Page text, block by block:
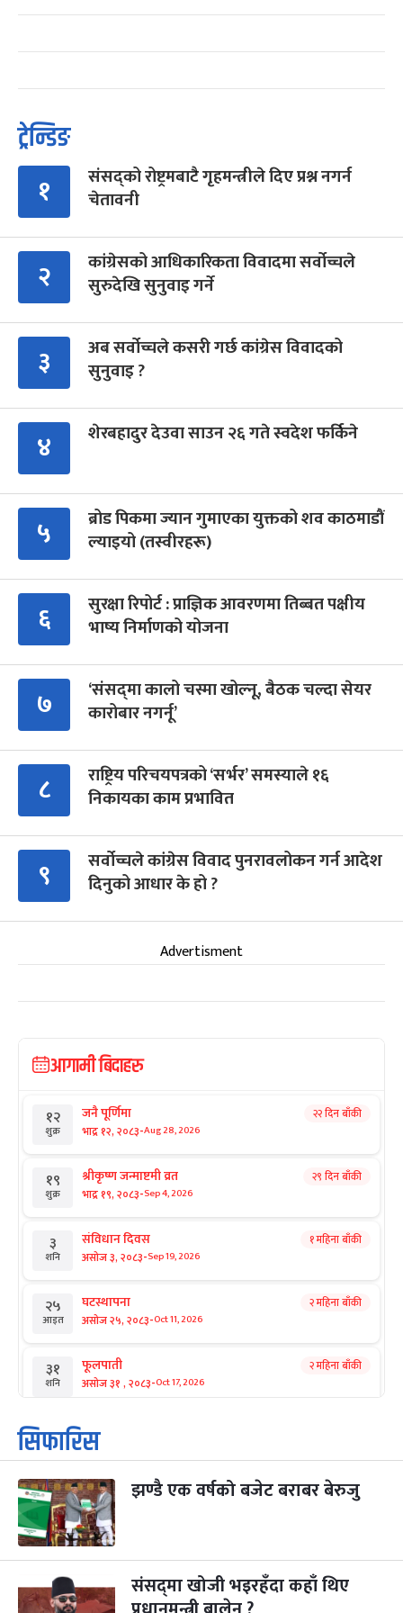
ट्रेन्डिङ
१
संसद्को रोष्ट्रमबाटै गृहमन्त्रीले दिए प्रश्न नगर्न
चेतावनी
२
कांग्रेसको आधिकारिकता विवादमा सर्वोच्चले
सुरुदेखि सुनुवाइ गर्ने
३
अब सर्वोच्चले कसरी गर्छ कांग्रेस विवादको
सुनुवाइ ?
४ शेरबहादुर देउवा साउन २६ गते स्वदेश फर्किने
५
ब्रोड पिकमा ज्यान गुमाएका युक्तको शव काठमाडौं
ल्याइयो (तस्वीरहरू)
६
सुरक्षा रिपोर्ट : प्राज्ञिक आवरणमा तिब्बत पक्षीय
भाष्य निर्माणको योजना
७
‘संसद्‍मा कालो चस्मा खोल्नू, बैठक चल्दा सेयर
कारोबार नगर्नू’
८
राष्ट्रिय परिचयपत्रको ‘सर्भर’ समस्याले १६
निकायका काम प्रभावित
९
सर्वोच्चले कांग्रेस विवाद पुनरावलोकन गर्न आदेश
दिनुको आधार के हो ?
Advertisment
आगामी बिदाहरु
१२
शुक्र
जनै पूर्णिमा
भाद्र १२, २०८३-Aug 28, 2026
२२ दिन बाँकी
१९
शुक्र
श्रीकृष्ण जन्माष्टमी व्रत
भाद्र १९, २०८३-Sep 4, 2026
२९ दिन बाँकी
३
शनि
संविधान दिवस
असोज ३, २०८३-Sep 19, 2026
१ महिना बाँकी
२५
आइत
घटस्थापना
असोज २५, २०८३-Oct 11, 2026
२ महिना बाँकी
३१
शनि
फूलपाती
असोज ३१ , २०८३-Oct 17, 2026
२ महिना बाँकी
१
आइत
कार्तिक सङ्क्रान्ति
कार्तिक १, २०८३
३
मंगल
महानवमी
कार्तिक ३, २०८३
२ महिना बाँकी
४
कार्तिक ४, २०८३ Oct 21, 2026
सिफारिस
झण्डै एक वर्षको बजेट बराबर बेरुजु
संसद्‌मा खोजी भइरहँदा कहाँ थिए